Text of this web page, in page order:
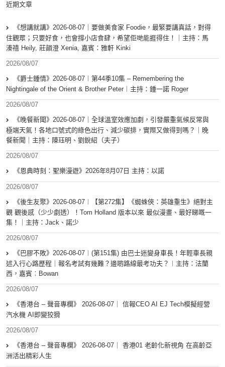
近期文章
《想講就講》2026-08-07｜要做美食家 Foodie，最緊要講真話，對得
住觀眾；只要好食，也會撐小店食肆，希望佢哋能捱得住！｜主持：馬
溱禧 Heily, 莊韻澄 Xenia, 嘉賓：雅軒 Kinki
2026/08/07
《爵士鍾情》2026-08-07︱第44季10集 – Remembering the
Nightingale of the Orient & Brother Peter︱主持：鍾一諾 Roger
2026/08/07
《晚餐新聞》2026-08-07｜全球溫室效應加劇，引發嚴重氣候反常與
極端天氣！各地口號式的綠色出行、減少碳排，實際又做得到嗎？｜晚
餐新聞｜主持：陳珏明、劉銳紹（夫子）
2026/08/07
《恩典時刻：聖樂漫遊》2026年8月07日 主持：以諾
2026/08/07
《後生友聚》2026-08-07︱【第272集】《蜘蛛俠：英雄重生》絕對主
觀 觀後感（少少劇透）！Tom Holland 版本以來 最似漫畫、最好睇嘅一
集！｜主持：Jack、諾少
2026/08/07
《巴膠不敗》2026-08-07︱(第151集) 由巴士迷變身車長！年輕車長親
述入行心路歷程｜報名考試有幾難？邊啲路線最考功夫？︱主持：法蘭
西，嘉賓︰Bowan
2026/08/07
《香港台 – 聲音專欄》 2026-08-07｜ 信報CEO AI EJ Tech模擬經營
汽水機 AI即變狡猾
2026/08/07
《香港台 – 聲音專欄》 2026-08-07｜ 香港01 老齡化新視角 在高齡亞
洲活出精彩人生